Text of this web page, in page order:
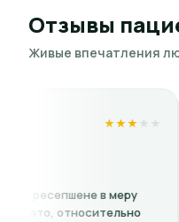
Отзывы
Живые впечатления
Вадим
Кошиця, 7-А
Заказывал
будет готово,но